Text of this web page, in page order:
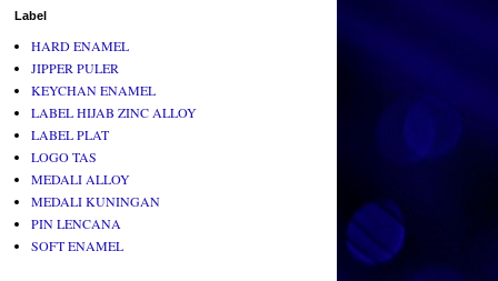
Label
HARD ENAMEL
JIPPER PULER
KEYCHAN ENAMEL
LABEL HIJAB ZINC ALLOY
LABEL PLAT
LOGO TAS
MEDALI ALLOY
MEDALI KUNINGAN
PIN LENCANA
SOFT ENAMEL